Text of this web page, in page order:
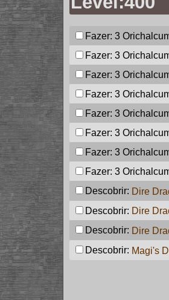
Fazer: 3
Fazer: 3
Fazer: 3
Fazer: 3
Fazer: 3
Fazer: 3
Fazer: 3
Fazer: 3
Descobrir: Dire
Descobrir: Dire
Descobrir: Dire
Descobrir: Magi's